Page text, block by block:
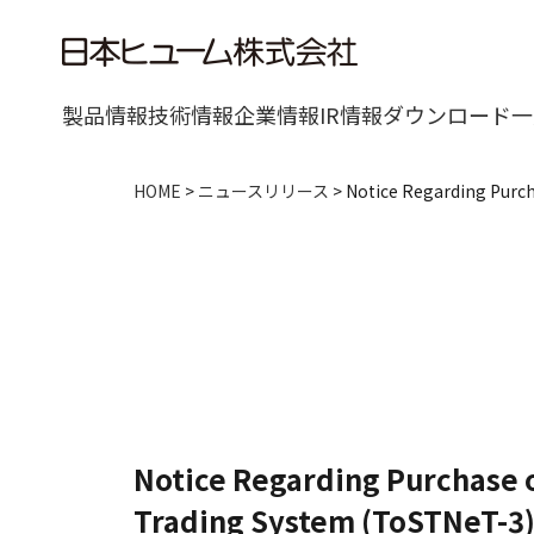
製品情報技術情報企業情報IR情報ダウンロード
HOME > ニュースリリース > Notice Regarding
Notice Regarding Purchase
Trading System (ToSTNeT-3)